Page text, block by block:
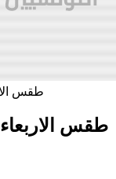
طقس الاربعاء 27 جويلية 2022